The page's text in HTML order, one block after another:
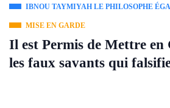
IBNOU TAYMIYAH LE PHILOSOPHE
MISE EN GARDE
Il est Permis de Mettre en
les faux savants qui